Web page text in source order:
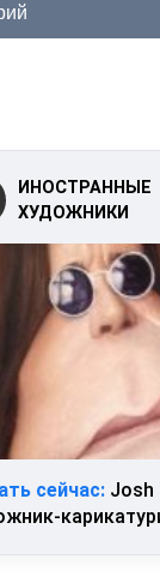
ИНОСТРАННЫЕ
ХУДОЖНИКИ
сейчас: Josh